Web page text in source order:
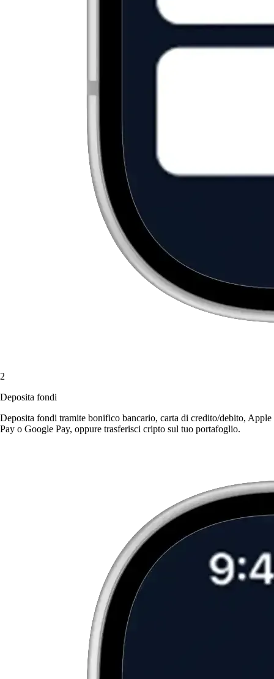
2
Deposita fondi
Deposita fondi tramite bonifico bancario, carta di credito/debito, Apple
Pay o Google Pay, oppure trasferisci cripto sul tuo portafoglio.